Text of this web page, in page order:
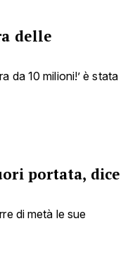
delle
da 10 milioni!’ è stata
portata, dice
di metà le sue